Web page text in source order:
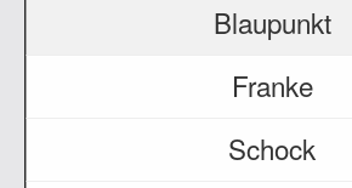
Blaupunkt
Franke
Schock